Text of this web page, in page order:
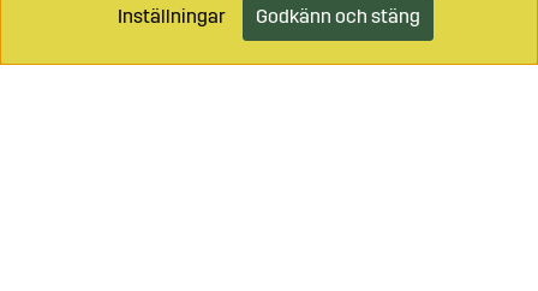
Lägg i kundvagnen
Inställningar Godkänn och stäng